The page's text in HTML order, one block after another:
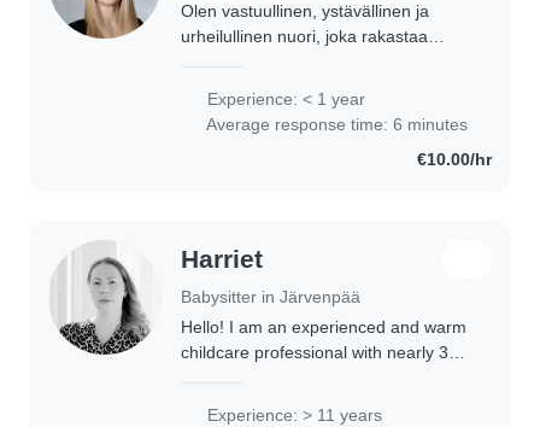
Olen vastuullinen, ystävällinen ja
urheilullinen nuori, joka rakastaa
perustutkintoa, jonka ohella
opiskelen..
Experience: < 1 year
Average response time: 6 minutes
€10.00/hr
Harriet
Babysitter in Järvenpää
Hello! I am an experienced and warm
childcare professional with nearly 30
Experience: > 11 years